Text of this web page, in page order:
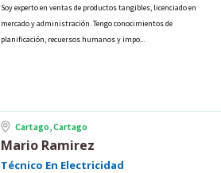
Soy experto en ventas de productos tangibles, licenciado en
mercado y administración. Tengo conocimientos de
planificación, recuersos humanos y impo...
Cartago, Cartago
Mario Ramirez
Técnico En Electricidad